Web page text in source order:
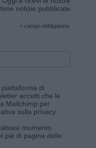
notizie pubblicate
* campo obbligatorio
di
accetti che le
Mailchimp per
sulla privacy
momento
piè di pagina delle